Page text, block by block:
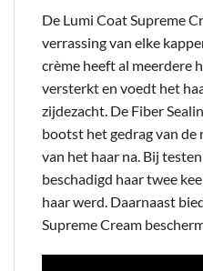
De Lumi Coat Supreme
verrassing van elke
crème heeft al meerdere
versterkt en voedt het
zijdezacht. De Fiber
bootst het gedrag van
van het haar na. Bij
beschadigd haar twee
haar werd. Daarnaast
Supreme Cream